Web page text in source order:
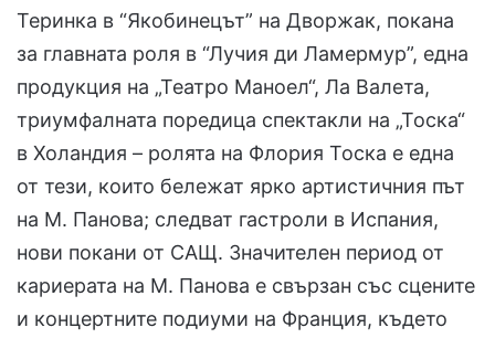
Теринка в “Якобинецът” на Дворжак, покана
за главната роля в “Лучия ди Ламермур”, една
продукция на „Театро Маноел“, Ла Валета,
триумфалната поредица спектакли на „Тоска“
в Холандия – ролята на Флория Тоска е една
от тези, които бележат ярко артистичния път
на М. Панова; следват гастроли в Испания,
нови покани от САЩ. Значителен период от
кариерата на М. Панова е свързан със сцените
и концертните подиуми на Франция, където